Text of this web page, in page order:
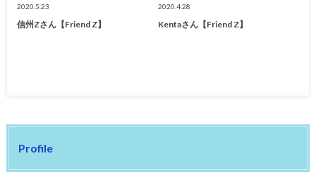
2020.5.23
信州Zさん【Friend Z】
2020.4.28
Kentaさん【Friend Z】
Profile